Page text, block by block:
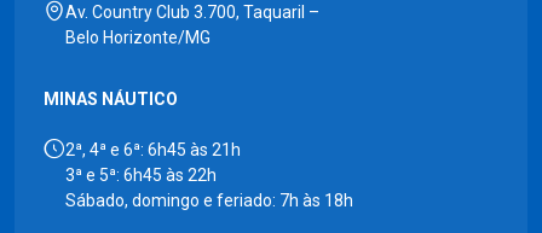
Av. Country Club 3.700, Taquaril –
Belo Horizonte/MG
MINAS NÁUTICO
2ª, 4ª e 6ª: 6h45 às 21h
3ª e 5ª: 6h45 às 22h
Sábado, domingo e feriado: 7h às 18h